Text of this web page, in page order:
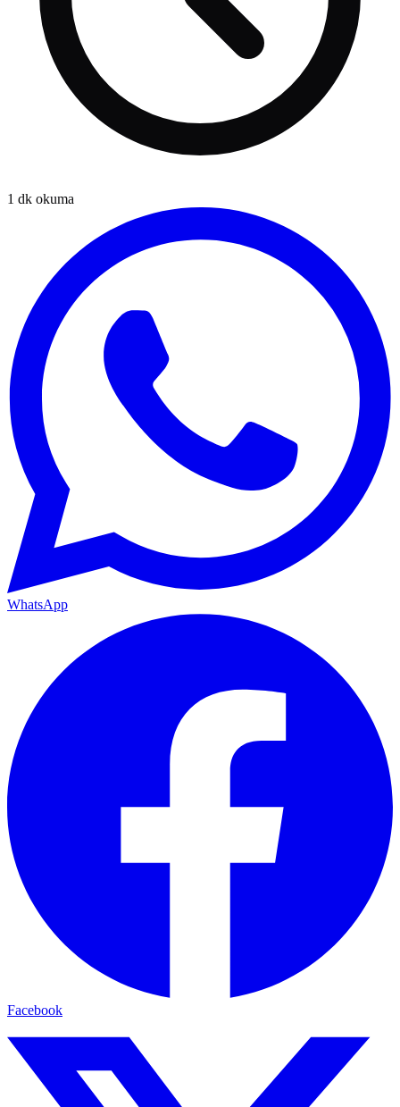
1 dk okuma
WhatsApp
Facebook